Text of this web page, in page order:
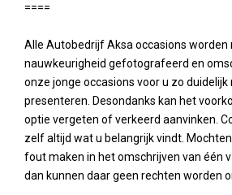
====
Alle Autobedrijf Aksa occasions worden
nauwkeurigheid gefotografeerd en
onze jonge occasions voor u zo duidelijk
presenteren. Desondanks kan het
optie vergeten of verkeerd aanvinken.
zelf altijd wat u belangrijk vindt.
fout maken in het omschrijven van één
dan kunnen daar geen rechten worden